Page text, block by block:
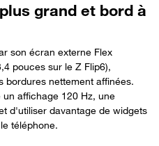
grand et bord à
son écran externe Flex
pouces sur le Z Flip6),
bordures nettement affinées.
affichage 120 Hz, une
d'utiliser davantage de widgets
téléphone.